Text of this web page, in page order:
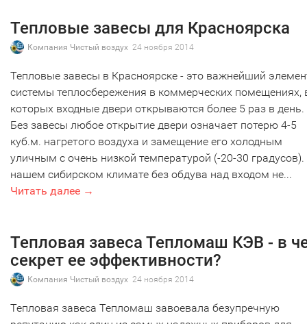
Тепловые завесы для Красноярска
Компания Чистый воздух 24 ноября 2014
Тепловые завесы в Красноярске - это важнейший
системы теплосбережения в коммерческих помещениях,
которых входные двери открываются более 5 раз в день.
Без завесы любое открытие двери означает потерю 4-5
куб.м. нагретого воздуха и замещение его холодным
уличным с очень низкой температурой (-20-30 градусов).
нашем сибирском климате без обдува над входом не...
Читать далее →
Тепловая завеса Тепломаш КЭВ - в
секрет ее эффективности?
Компания Чистый воздух 24 ноября 2014
Тепловая завеса Тепломаш завоевала безупречную